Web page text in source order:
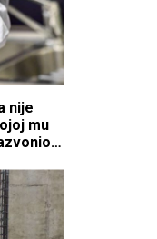
nije
mu